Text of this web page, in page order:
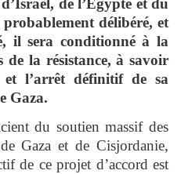
de l’Égypte et du
délibéré, et
il sera conditionné à la
de la résistance, à savoir
l’arrêt définitif de sa
Gaza.
du soutien massif des
Gaza et de Cisjordanie,
de ce projet d’accord est